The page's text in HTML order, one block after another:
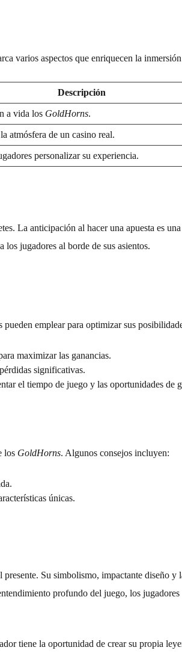
varios aspectos que enriquecen la
Descripción
a vida los GoldHorns.
atmósfera de un casino real.
personalizar su experiencia.
La anticipación al hacer una apuesta es
jugadores al borde de sus asientos.
pueden emplear para optimizar sus
maximizar las ganancias.
significativas.
el tiempo de juego y las oportunidades de
los GoldHorns. Algunos consejos incluyen:
únicas.
Su simbolismo, impactante diseño
profundo del juego, los
tiene la oportunidad de crear su propia